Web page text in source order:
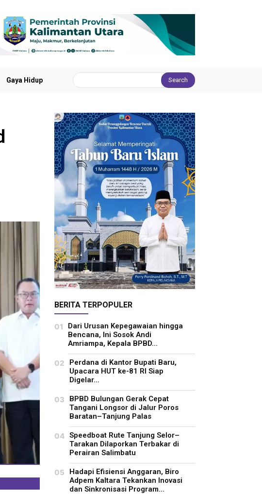
Gaya Hidup Search
BERITA TERPOPULER
Dari Urusan Kepegawaian hingga
Bencana, Ini Sosok Andi
Amriampa, Kepala BPBD...
Perdana di Kantor Bupati Baru,
Upacara HUT ke-81 RI Siap
Digelar...
BPBD Bulungan Gerak Cepat
Tangani Longsor di Jalur Poros
Baratan–Tanjung Palas
Speedboat Rute Tanjung Selor–
Tarakan Dilaporkan Terbakar di
Perairan Salimbatu
Hadapi Efisiensi Anggaran, Biro
Adpem Kaltara Tekankan Inovasi
dan Sinkronisasi Program...